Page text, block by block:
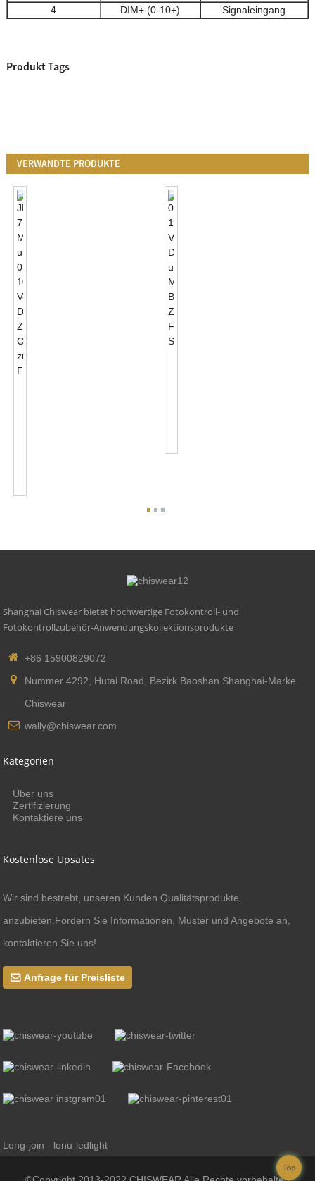
4
DIM+ (0-10+) Signaleingang
Produkt Tags
VERWANDTE PRODUKTE
Shanghai Chiswear bietet hochwertige Fotokontroll- und
Fotokontrollzubehör-Anwendungskollektionsprodukte
+86 15900829072
Nummer 4292, Hutai Road, Bezirk Baoshan Shanghai-Marke
Chiswear
wally@chiswear.com
Kategorien
Über uns
Zertifizierung
Kontaktiere uns
Kostenlose Upsates
Wir sind bestrebt, unseren Kunden Qualitätsprodukte
anzubieten.Fordern Sie Informationen, Muster und Angebote an,
kontaktieren Sie uns!
Anfrage für Preisliste
Long-join - lonu-ledlight
Top